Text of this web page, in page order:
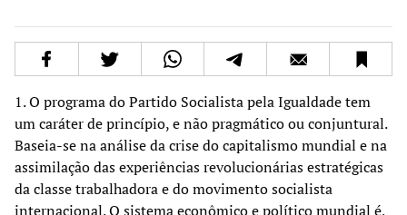
1. O programa do Partido Socialista pela Igualdade tem
um caráter de princípio, e não pragmático ou conjuntural.
Baseia-se na análise da crise do capitalismo mundial e na
assimilação das experiências revolucionárias estratégicas
da classe trabalhadora e do movimento socialista
internacional. O sistema econômico e político mundial é,